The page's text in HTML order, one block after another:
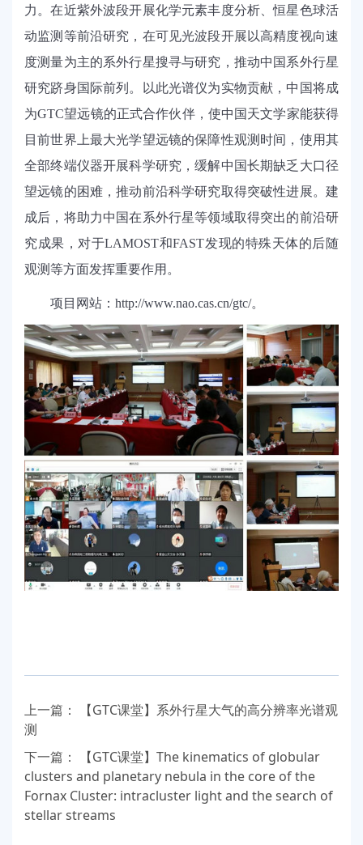
力。在近紫外波段开展化学元素丰度分析、恒星色球活
动监测等前沿研究，在可见光波段开展以高精度视向速
度测量为主的系外行星搜寻与研究，推动中国系外行星
研究跻身国际前列。以此光谱仪为实物贡献，中国将成
为GTC望远镜的正式合作伙伴，使中国天文学家能获得
目前世界上最大光学望远镜的保障性观测时间，使用其
全部终端仪器开展科学研究，缓解中国长期缺乏大口径
望远镜的困难，推动前沿科学研究取得突破性进展。建
成后，将助力中国在系外行星等领域取得突出的前沿研
究成果，对于LAMOST和FAST发现的特殊天体的后随
观测等方面发挥重要作用。
项目网站： http://www.nao.cas.cn/gtc/。
上一篇：
【GTC课堂】系外行星大气的高分辨率光谱观
测
下一篇：
【GTC课堂】The kinematics of globular
clusters and planetary nebula in the core of the
Fornax Cluster: intracluster light and the search of
stellar streams